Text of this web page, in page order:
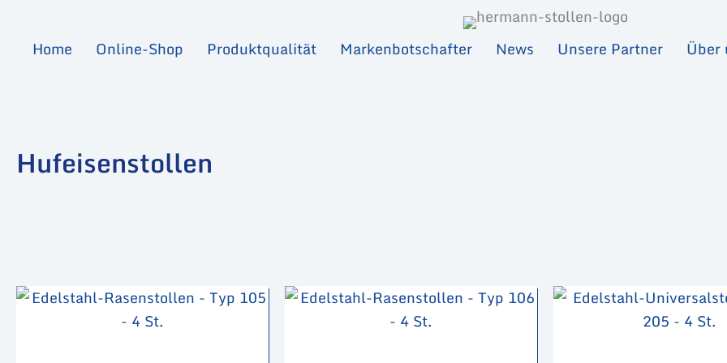
springen
Home Online-Shop Produktqualität Markenbotschafter News Unsere Partner Über
Hufeisenstollen